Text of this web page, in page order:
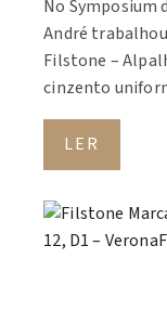
No Symposium
André
Filstone –
cinzento
LER